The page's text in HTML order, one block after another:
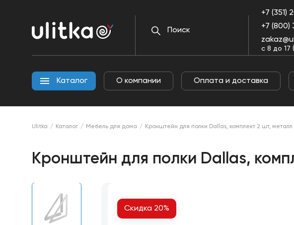
+7 (351)
+7
с 8 до 17
Каталог О компании Оплата и доставка
Каталог
Ulitka Каталог Мебель для дома Кронштейн для полки Dallas, комплект 2 шт, металл
Кронштейн для полки Dallas,
Скидка 20%